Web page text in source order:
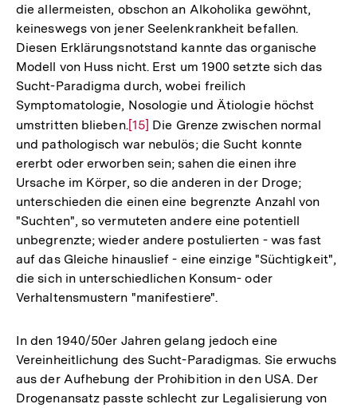
die allermeisten, obschon an Alkoholika gewöhnt,
keineswegs von jener Seelenkrankheit befallen.
Diesen Erklärungsnotstand kannte das organische
Modell von Huss nicht. Erst um 1900 setzte sich das
Sucht-Paradigma durch, wobei freilich
Symptomatologie, Nosologie und Ätiologie höchst
umstritten blieben.Zur
Auflösung
der
Fußnote
[15] Die Grenze zwischen normal
und pathologisch war nebulös; die Sucht konnte
ererbt oder erworben sein; sahen die einen ihre
Ursache im Körper, so die anderen in der Droge;
unterschieden die einen eine begrenzte Anzahl von
"Suchten", so vermuteten andere eine potentiell
unbegrenzte; wieder andere postulierten - was fast
auf das Gleiche hinauslief - eine einzige "Süchtigkeit",
die sich in unterschiedlichen Konsum- oder
Verhaltensmustern "manifestiere".
In den 1940/50er Jahren gelang jedoch eine
Vereinheitlichung des Sucht-Paradigmas. Sie erwuchs
aus der Aufhebung der Prohibition in den USA. Der
Drogenansatz passte schlecht zur Legalisierung von